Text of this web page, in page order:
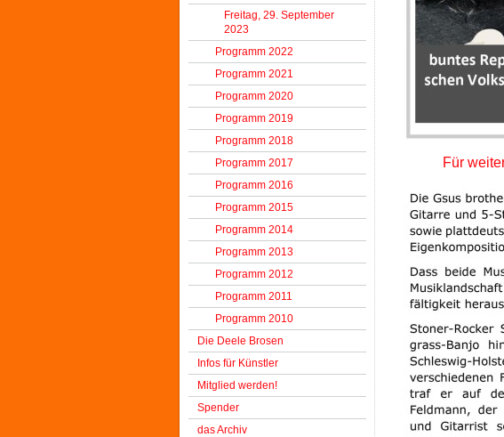
Freitag, 29. September
2023
Programm 2022
Programm 2021
Programm 2020
Programm 2019
Programm 2018
Programm 2017
Programm 2016
Programm 2015
Programm 2014
Programm 2013
Programm 2012
Programm 2011
Programm 2010
Die Deele Brosen
Infos für Künstler
Mitglied werden!
Spender
das Archiv
Für